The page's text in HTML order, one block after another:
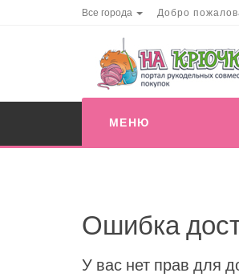
Все города Добро
МЕНЮ
Ошибка
У вас нет прав для